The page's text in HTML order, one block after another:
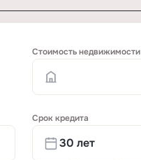
Стоимость недвижимости
Срок кредита